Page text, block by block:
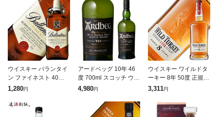
ウイスキー バランタイ
ン ファイネスト 40度
正規 箱なし 700ml スコ
1,280円
アードベッグ 10年 46
度 700ml スコッチ ウイ
スキー アイラ シングル
4,980円
ウイスキー ワイルドタ
ーキー 8年 50度 正規
箱なし 1000ml バーボ
3,311円